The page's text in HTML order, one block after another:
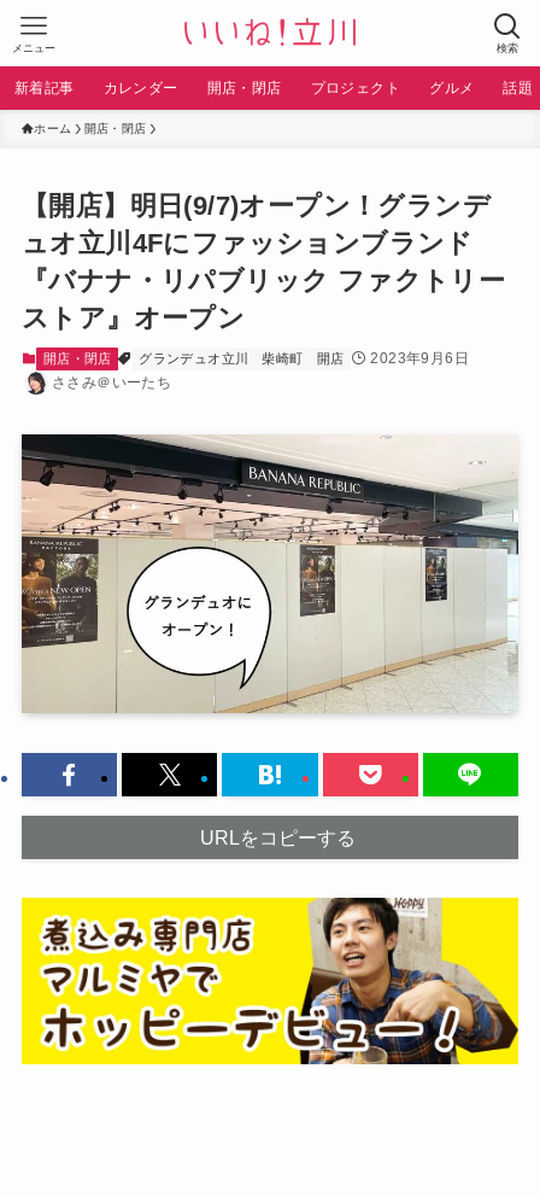
検索
メニュー
新着記事 カレンダー 開店・閉店 プロジェクト グルメ 話題
ホーム 開店・閉店
【開店】明日(9/7)オープン！グランデ
ュオ立川4Fにファッションブランド
『バナナ・リパブリック ファクトリー
ストア』オープン
開店・閉店 グランデュオ立川 柴崎町 開店
2023年9月6日
ささみ＠いーたち
URLをコピーする